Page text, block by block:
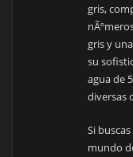
gris,
gris y
su
agua de
diversas
Si
mundo